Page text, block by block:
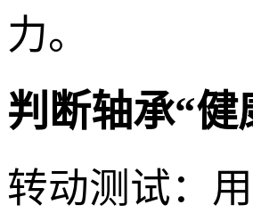
力。
判断轴承“健
转动测试：